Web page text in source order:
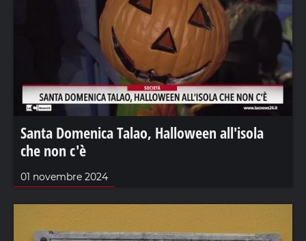
Santa Domenica Talao, Halloween all'isola
che non c'è
01 novembre 2024